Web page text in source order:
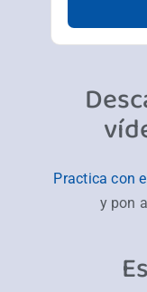
Practica con
y pon